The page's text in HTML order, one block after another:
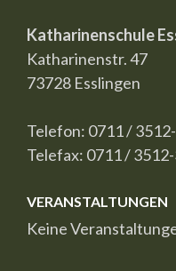
Katharinenschule
Katharinenstr. 47
73728 Esslingen
Telefon: 0711 /
Telefax: 0711 /
VERANSTALTUNGEN
Keine